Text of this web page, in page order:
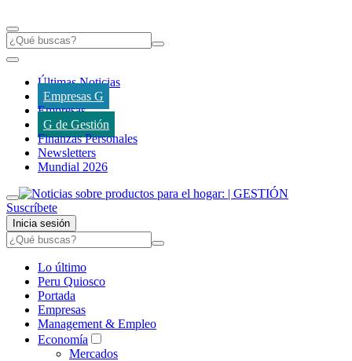
Últimas Noticias
Empresas G
Empresas
G de Gestión
Finanzas Personales
Newsletters
Mundial 2026
Suscríbete
Inicia sesión
Lo último
Peru Quiosco
Portada
Empresas
Management & Empleo
Economía
Mercados